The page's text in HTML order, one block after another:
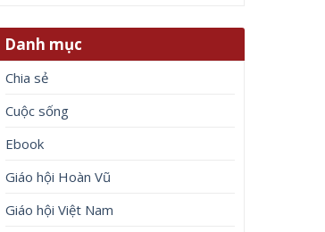
Danh mục
Chia sẻ
Cuộc sống
Ebook
Giáo hội Hoàn Vũ
Giáo hội Việt Nam